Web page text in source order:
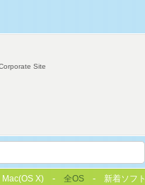
Site
Mac(OS X) 全OS 新着ソフト